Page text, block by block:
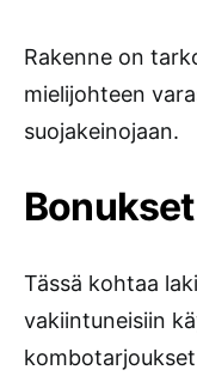
Rakenne on
mielijohteen
suojakeinojaan.
Tässä kohtaa
vakiintuneisiin